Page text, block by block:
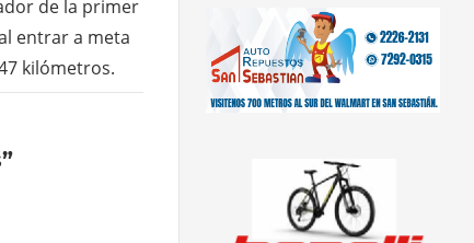
de la primer
entrar a meta
kilómetros.